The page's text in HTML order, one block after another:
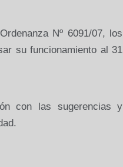
Nº 6091/07, los
su funcionamiento al 31
con las sugerencias y